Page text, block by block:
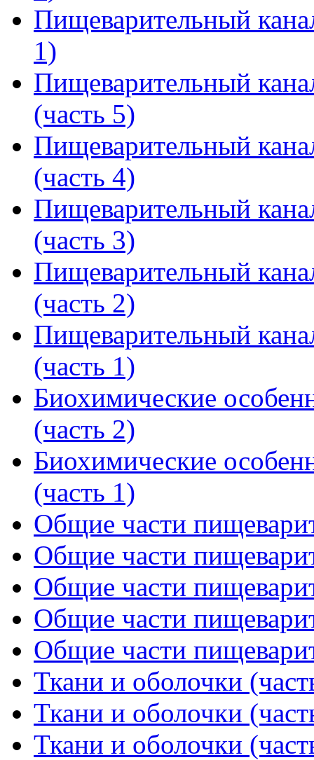
Пищеварительный
1)
Пищеварительный
(часть 5)
Пищеварительный
(часть 4)
Пищеварительный
(часть 3)
Пищеварительный
(часть 2)
Пищеварительный
(часть 1)
Биохимические
(часть 2)
Биохимические
(часть 1)
Общие части
Общие части
Общие части
Общие части
Общие части
Ткани и оболочки
Ткани и оболочки
Ткани и оболочки